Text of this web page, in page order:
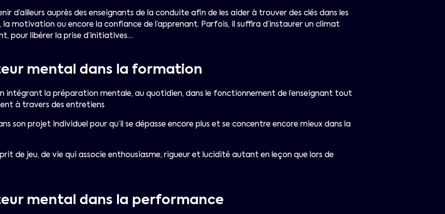
d’ailleurs auprès des enseignants de la conduite afin de les aider à trouver des clés dans les
motivation ou encore la confiance de l’apprenant. Parfois, il suffira d’instaurer un climat
pour libérer la prise d’initiatives…
mental dans la formation
intégrant la préparation mentale, au quotidien, dans le fonctionnement de l’enseignant tout
à travers des entretiens
son projet individuel pour qu’il se dépasse encore plus et se concentre encore mieux dans la
de jeu, de vie qui associe enthousiasme, rigueur et lucidité autant en leçon que lors de
mental dans la performance